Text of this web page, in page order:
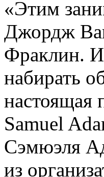
«Этим
Джордж
Фраклин. И
набирать
настоящая
Samuel
Сэмюэля
из